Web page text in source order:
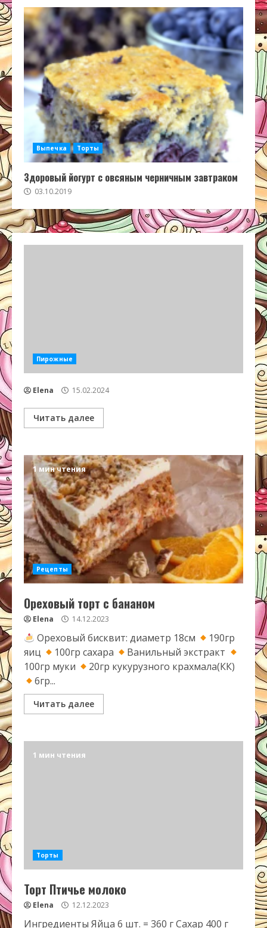
Выпечка Торты
Здоровый йогурт с овсяным черничным завтраком
03.10.2019
Пирожные
Elena 15.02.2024
Читать далее
1 мин чтения
Рецепты
Ореховый торт с бананом
Elena 14.12.2023
Ореховый бисквит: диаметр 18см
190гр
яиц
100гр сахара
Ванильный экстракт
100гр муки
20гр кукурузного крахмала(КК)
6гр...
Читать далее
1 мин чтения
Торты
Торт Птичье молоко
Elena 12.12.2023
Ингредиенты Яйца 6 шт. = 360 г Сахар 400 г